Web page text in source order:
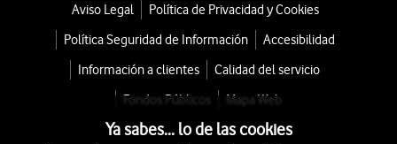
Aviso Legal
Política de Privacidad y Cookies
Política Seguridad de Información
Accesibilidad
Información a clientes
Calidad del servicio
Fondos Públicos
Mapa Web
Ya sabes... lo de las cookies